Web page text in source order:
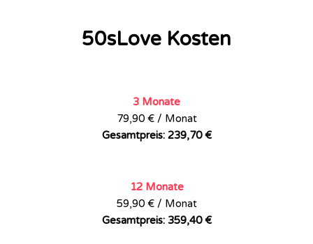
50sLove Kosten
3 Monate
79,90 € / Monat
Gesamtpreis: 239,70 €
12 Monate
59,90 € / Monat
Gesamtpreis: 359,40 €